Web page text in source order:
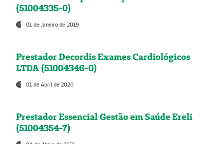
(51004335-0)
01 de Janeiro de 2019
Prestador Decordis Exames Cardiológicos
LTDA (51004346-0)
01 de Abril de 2020
Prestador Essencial Gestão em Saúde Ereli
(51004354-7)